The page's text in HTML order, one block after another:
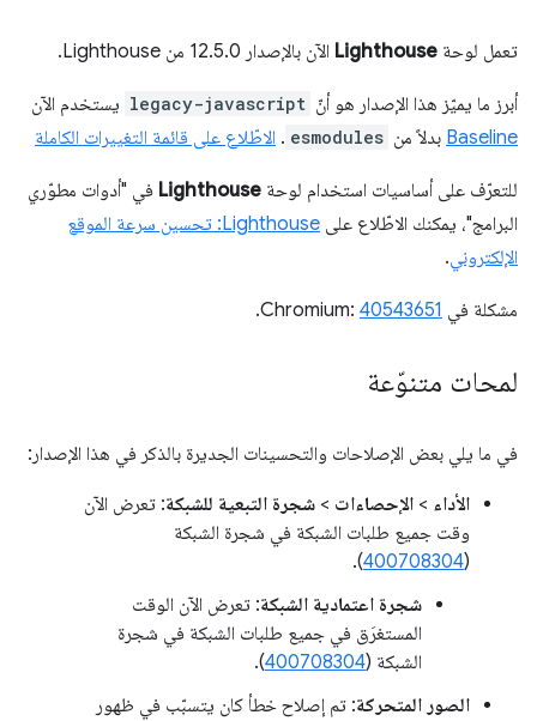
تعمل لوحة Lighthouse الآن بالإصدار 12.5.0 من Lighthouse.
أبرز ما يميّز هذا الإصدار هو أنّ legacy-javascript يستخدم الآن
Baseline بدلاً من esmodules
. الاطّلاع على قائمة التغييرات الكاملة
للتعرّف على أساسيات استخدام لوحة Lighthouse في "أدوات مطوّري
البرامج"، يمكنك الاطّلاع على
Lighthouse: تحسين سرعة الموقع
الإلكتروني.
مشكلة في Chromium: 40543651
.
لمحات متنوّعة
في ما يلي بعض الإصلاحات والتحسينات الجديرة بالذكر في هذا الإصدار:
الأداء > الإحصاءات > شجرة التبعية للشبكة: تعرض الآن
وقت جميع طلبات الشبكة في شجرة الشبكة
(
400708304
).
شجرة اعتمادية الشبكة: تعرض الآن الوقت
المستغرَق في جميع طلبات الشبكة في شجرة
الشبكة (400708304
).
الصور المتحركة: تم إصلاح خطأ كان يتسبّب في ظهور